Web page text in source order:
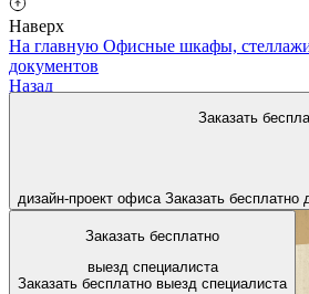
Наверх
Заказать
дизайн-проект офиса Заказать бесплатно
Заказать бесплатно
выезд специалиста
Заказать бесплатно выезд специалиста
На главную Офисные шкафы,
документов
Назад